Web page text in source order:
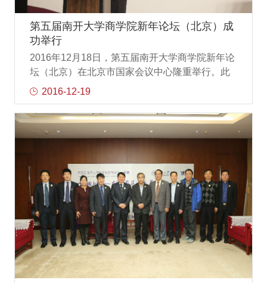
面，师生共叙友情。2016级MBA联合会李骞主席
带领新一届联合会成员为96级师姐师哥们的返校
做了大量的组织和服务工作，赢得了大家的好
评。南开大学商学院院长张玉利致辞返校日当
天，四名96级杰出校友还带来了精彩纷呈、风格
各异的主题演讲。中国化学与物理电源行业秘书
长刘彦龙带来了题为“2016年中国电池产业发展现
状及市场发展趋势”的主题
第五届南开大学商学院新年论坛（北京）成
功举行
2016年12月18日，第五届南开大学商学院新年论
坛（北京）在北京市国家会议中心隆重举行。此
次在北京举办的新年论坛以“变革的力量——管
点问题，从回顾、展望两个方向，客观分析了变
革带给我们的机遇及影响。同时，对管理变革的
重要性进行了充分的诠释。南开大学校长龚克出
席论坛并致辞。龚克校长表示这是他第五次参加
商学院新年论坛，要逐渐把商学院新年论坛打造
成一个品牌，秉承“商以富国”的服务理念，服务中
国，服务企业。所以这个品牌是需要所有商学院
的校友，共同来打造。新年论坛已经举办了五
届，五年是一个时间节点，希望大家把这个品牌
共同打造好，维护好。在座的校友大多是搞企业
的，是企业家校友，是南开企业人。企业强，则
经济强，经济活力归根到底是企业活力，祝所有
2016-12-19